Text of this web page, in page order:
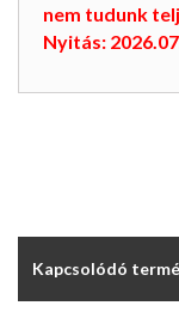
nem tudunk
Nyitás:
Kapcsolódó